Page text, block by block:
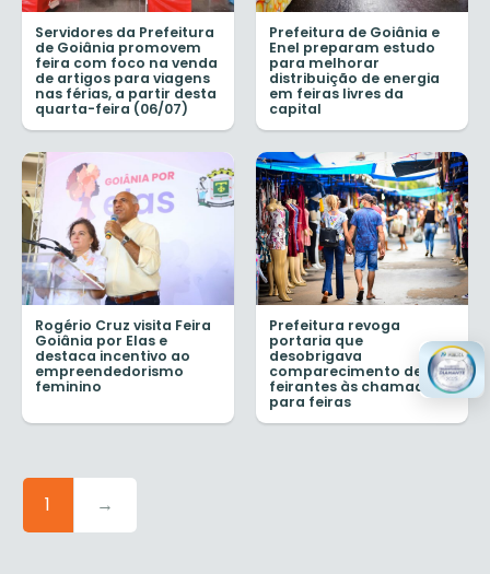
Servidores da Prefeitura
de Goiânia promovem
feira com foco na venda
de artigos para viagens
nas férias, a partir desta
quarta-feira (06/07)
Prefeitura de Goiânia e
Enel preparam estudo
para melhorar
distribuição de energia
em feiras livres da
capital
Rogério Cruz visita Feira
Goiânia por Elas e
destaca incentivo ao
empreendedorismo
feminino
Prefeitura revoga
portaria que
desobrigava
comparecimento de
feirantes às chamadas
para feiras
1 →